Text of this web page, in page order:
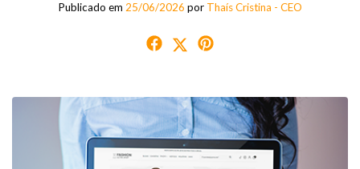
Publicado em 25/06/2026 por Thaís Cristina - CEO